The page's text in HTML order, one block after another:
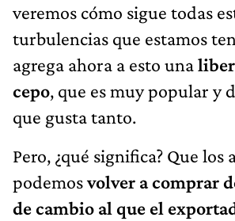
veremos cómo sigue todas
turbulencias que estamos
agrega ahora a esto una
cepo, que es muy popular y
que gusta tanto.
Pero, ¿qué significa? Que los
podemosvolver a comprar
de cambio al que el